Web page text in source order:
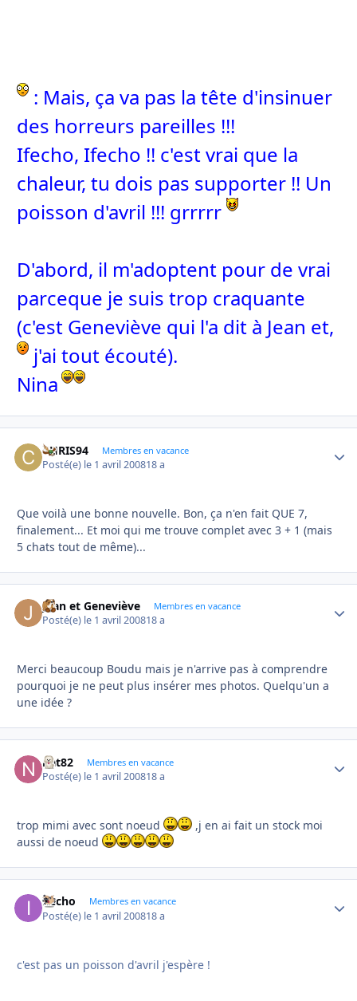
: Mais, ça va pas la tête d'insinuer
des horreurs pareilles !!!
Ifecho, Ifecho !! c'est vrai que la
chaleur, tu dois pas supporter !! Un
poisson d'avril !!! grrrrr
D'abord, il m'adoptent pour de vrai
parceque je suis trop craquante
(c'est Geneviève qui l'a dit à Jean et,
j'ai tout écouté).
Nina
CHRIS94 Membres en vacance
Posté(e) le 1 avril 200818 a
Que voilà une bonne nouvelle. Bon, ça n'en fait QUE 7,
finalement... Et moi qui me trouve complet avec 3 + 1 (mais
5 chats tout de même)...
Jean et Geneviève Membres en vacance
Posté(e) le 1 avril 200818 a
Merci beaucoup Boudu mais je n'arrive pas à comprendre
pourquoi je ne peut plus insérer mes photos. Quelqu'un a
une idée ?
nat82 Membres en vacance
Posté(e) le 1 avril 200818 a
trop mimi avec sont noeud
,j en ai fait un stock moi
aussi de noeud
ifecho Membres en vacance
Posté(e) le 1 avril 200818 a
c'est pas un poisson d'avril j'espère !